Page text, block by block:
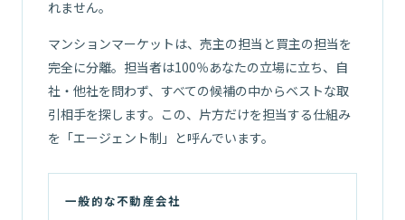
れません。
マンションマーケットは、売主の担当と買主の担当を
完全に分離。担当者は100％あなたの立場に立ち、自
社・他社を問わず、すべての候補の中からベストな取
引相手を探します。この、片方だけを担当する仕組み
を「エージェント制」と呼んでいます。
一般的な不動産会社